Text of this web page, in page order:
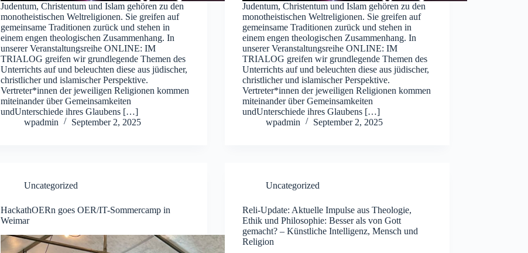
Judentum, Christentum und Islam gehören zu den
monotheistischen Weltreligionen. Sie greifen auf
gemeinsame Traditionen zurück und stehen in
einem engen theologischen Zusammenhang. In
unserer Veranstaltungsreihe ONLINE: IM
TRIALOG greifen wir grundlegende Themen des
Unterrichts auf und beleuchten diese aus jüdischer,
christlicher und islamischer Perspektive.
Vertreter*innen der jeweiligen Religionen kommen
miteinander über Gemeinsamkeiten
undUnterschiede ihres Glaubens […]
wpadmin
September 2, 2025
Judentum, Christentum und Islam gehören zu den
monotheistischen Weltreligionen. Sie greifen auf
gemeinsame Traditionen zurück und stehen in
einem engen theologischen Zusammenhang. In
unserer Veranstaltungsreihe ONLINE: IM
TRIALOG greifen wir grundlegende Themen des
Unterrichts auf und beleuchten diese aus jüdischer,
christlicher und islamischer Perspektive.
Vertreter*innen der jeweiligen Religionen kommen
miteinander über Gemeinsamkeiten
undUnterschiede ihres Glaubens […]
wpadmin
September 2, 2025
Uncategorized
HackathOERn goes OER/IT-Sommercamp in
Weimar
Uncategorized
Reli-Update: Aktuelle Impulse aus Theologie,
Ethik und Philosophie: Besser als von Gott
gemacht? – Künstliche Intelligenz, Mensch und
Religion